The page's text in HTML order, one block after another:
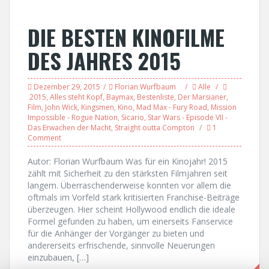
DIE BESTEN KINOFILME
DES JAHRES 2015
Dezember 29, 2015 Florian Wurfbaum
Alle
2015, Alles steht Kopf, Baymax, Bestenliste, Der Marsianer,
Film, John Wick, Kingsmen, Kino, Mad Max - Fury Road, Mission
Impossible - Rogue Nation, Sicario, Star Wars - Episode VII -
Das Erwachen der Macht, Straight outta Compton
1
Comment
Autor: Florian Wurfbaum Was für ein Kinojahr! 2015
zählt mit Sicherheit zu den stärksten Filmjahren seit
langem. Überraschenderweise konnten vor allem die
oftmals im Vorfeld stark kritisierten Franchise-Beiträge
überzeugen. Hier scheint Hollywood endlich die ideale
Formel gefunden zu haben, um einerseits Fanservice
für die Anhänger der Vorgänger zu bieten und
andererseits erfrischende, sinnvolle Neuerungen
einzubauen, […]